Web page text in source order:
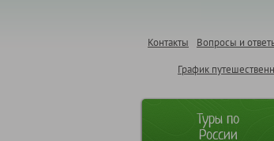
Вопросы и
Контакты
График
Туры по
России